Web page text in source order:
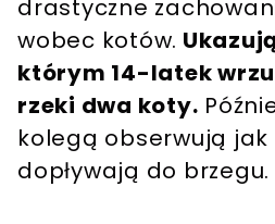
drastyczne
wobec kotów.
którym 14-latek
rzeki dwa koty.
kolegą obserwują jak
dopływają do brzegu.